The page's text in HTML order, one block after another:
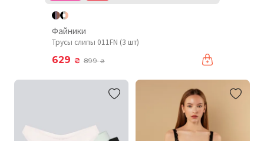
Файники
Трусы слипы 011FN (3 шт)
629 ₴ 899₴